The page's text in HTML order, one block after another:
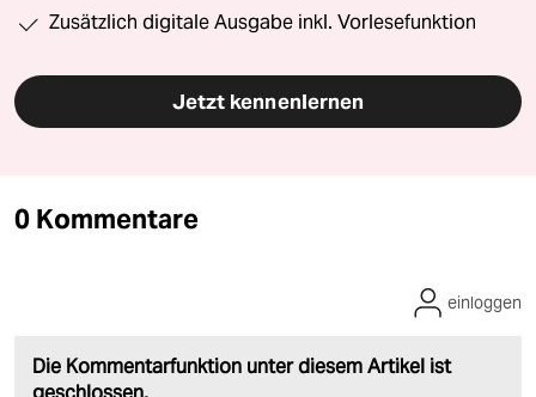
Zusätzlich digitale Ausgabe inkl. Vorlesefunktion
Jetzt kennenlernen
0 Kommentare
Die Kommentarfunktion unter diesem Artikel ist
einloggen